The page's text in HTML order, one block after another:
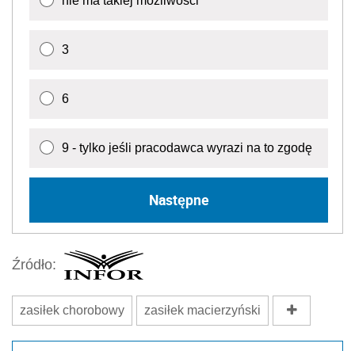
3
6
9 - tylko jeśli pracodawca wyrazi na to zgodę
Następne
Źródło:
zasiłek chorobowy zasiłek macierzyński